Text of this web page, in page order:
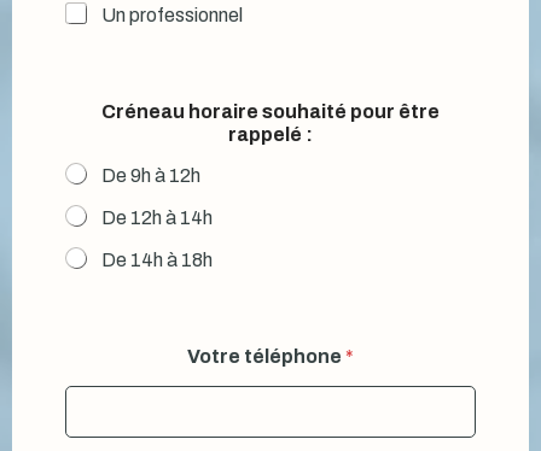
Un professionnel
Créneau horaire souhaité pour être
rappelé :
De 9h à 12h
De 12h à 14h
De 14h à 18h
Votre téléphone *